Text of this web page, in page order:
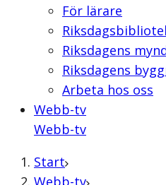
För lärare
Riksdagens
Riksdagens
Arbeta hos oss
Webb-tv
Webb-tv
Start
Webb-tv